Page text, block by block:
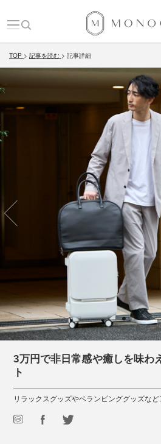
TOP 記事を読む 記事詳細
3万円で非日常感や癒しを味わ
ト
リラックスグッズやベランピンググッズなど